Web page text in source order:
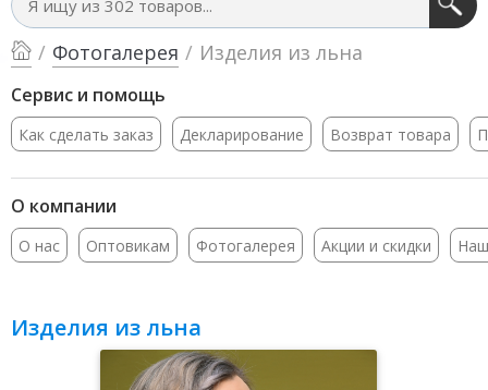
/ Фотогалерея / Изделия из льна
Сервис и помощь
Как сделать заказ Декларирование Возврат товара
О компании
О нас Оптовикам Фотогалерея Акции и скидки
Изделия из льна